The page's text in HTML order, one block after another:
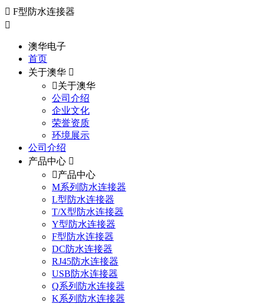
F型防水连接器
澳华电子
首页
关于澳华
关于澳华
公司介绍
企业文化
荣誉资质
环境展示
公司介绍
产品中心
产品中心
M系列防水连接器
L型防水连接器
T/X型防水连接器
Y型防水连接器
F型防水连接器
DC防水连接器
RJ45防水连接器
USB防水连接器
Q系列防水连接器
K系列防水连接器